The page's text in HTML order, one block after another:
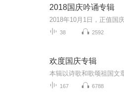
2018国庆吟诵专辑
38 2592
欢度国庆专辑
167 6788